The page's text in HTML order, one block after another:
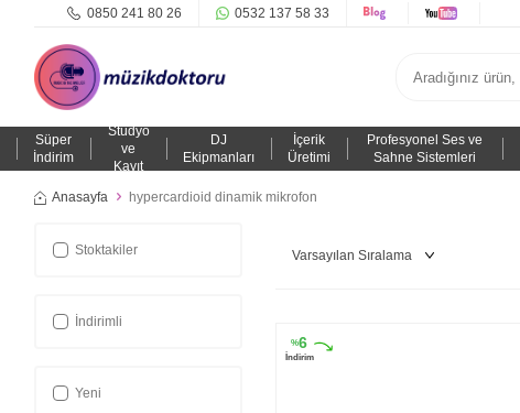
0850 241 80 26 0532 137 58 33
Süper
İndirim
Stüdyo
ve
Kayıt
DJ
Ekipmanları
İçerik
Üretimi
Profesyonel Ses ve
Sahne Sistemleri
Anasayfa hypercardioid dinamik mikrofon
Stoktakiler
İndirimli
Yeni
%6
İndirim